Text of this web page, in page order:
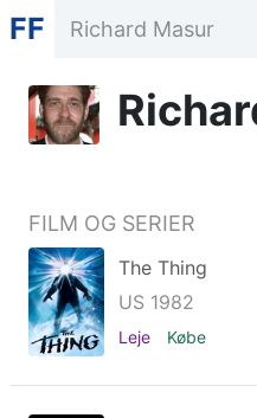
FF
FILM OG SERIER
The Thing
US 1982
Leje Købe